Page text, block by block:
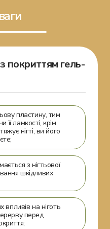
покриттям гель-
пластину, тим
ламкості, крім
нігті, ви його
з нігтьової
шкідливих
впливів на ніготь
перед